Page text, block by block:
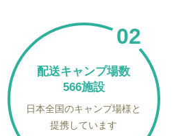
配送キャンプ場数
566施設
日本全国のキャンプ場様と
提携しています